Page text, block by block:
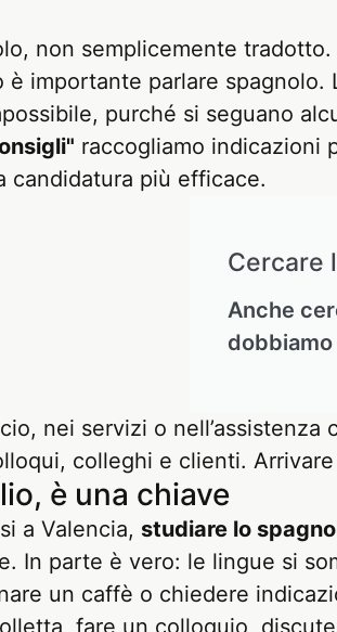
non semplicemente
importante parlare
purché si seguano
raccogliamo indicazioni
candidatura più efficace.
Cercare
Anche
nei servizi o
colleghi e clienti.
è una chiave
a Valencia, studiare lo
In parte è vero: le lingue si
un caffè o chiedere
fare un colloquio,